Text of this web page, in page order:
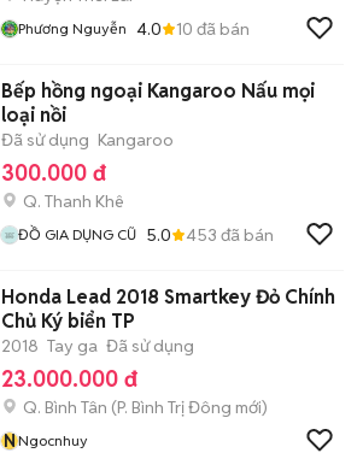
Phương Nguyễn 4.0 10 đã bán
Bếp hồng ngoại Kangaroo Nấu mọi
loại nồi
Đã sử dụng Kangaroo
300.000 đ
Q. Thanh Khê
ĐỒ GIA DỤNG CŨ 5.0 453 đã bán
Honda Lead 2018 Smartkey Đỏ Chính
Chủ Ký biển TP
2018 Tay ga Đã sử dụng
23.000.000 đ
Q. Bình Tân (P. Bình Trị Đông mới)
NNgocnhuy